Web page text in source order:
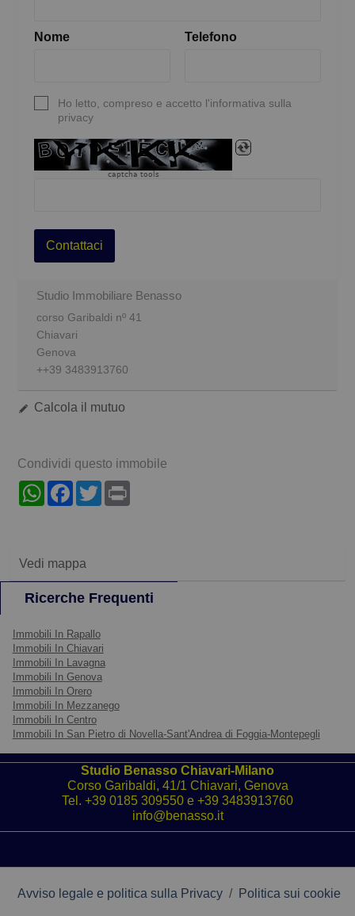
Nome Telefono
Ho letto, compreso e accetto l'informativa sulla
privacy
captcha tools
Contattaci
Studio Immobiliare Benasso
corso Garibaldi nº 41
Chiavari
Genova
++39 3483913760
Calcola il mutuo
Condividi questo immobile
WhatsAppFacebook
Twitter
Vedi mappa
Ricerche Frequenti
Immobili In Rapallo
Immobili In Chiavari
Immobili In Lavagna
Immobili In Genova
Immobili In Orero
Immobili In Mezzanego
Immobili In Centro
Immobili In San Pietro di Novella-Sant'Andrea di Foggia-Montepegli
Studio Benasso Chiavari-Milano
Corso Garibaldi, 41/1 Chiavari, Genova
Tel. +39 0185 309550 e +39 3483913760
info@benasso.it
Avviso legale e politica sulla Privacy / Politica sui cookie